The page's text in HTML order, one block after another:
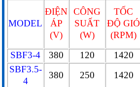
MODEL
ĐIỆN
ÁP
(V)
CÔNG
SUẤT
(W)
TỐC
ĐỘ GIÓ
(RPM)
SBF3-4
380 120 1420
SBF3.5-
4
380 250 1420